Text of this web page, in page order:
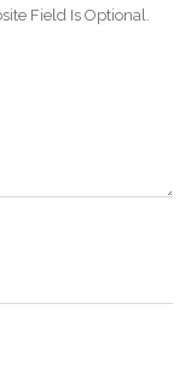
Field Is Optional.